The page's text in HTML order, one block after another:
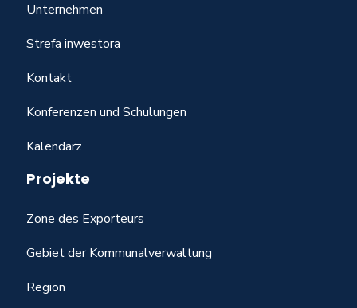
Unternehmen
Strefa inwestora
Kontakt
Konferenzen und Schulungen
Kalendarz
Projekte
Zone des Exporteurs
Gebiet der Kommunalverwaltung
Region